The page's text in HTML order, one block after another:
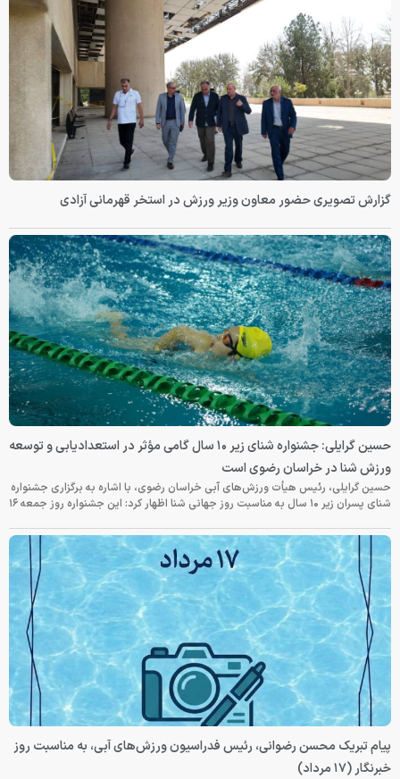
گزارش تصویری حضور معاون وزیر ورزش در استخر قهرمانی آزادی
حسین گرایلی: جشنواره شنای زیر ۱۰ سال گامی مؤثر در استعدادیابی و توسعه
ورزش شنا در خراسان رضوی است
حسین گرایلی، رئیس هیأت ورزش‌های آبی خراسان رضوی، با اشاره به برگزاری جشنواره
شنای پسران زیر ۱۰ سال به مناسبت روز جهانی شنا اظهار کرد: این جشنواره روز جمعه‌ ۱۶
پیام تبریک محسن رضوانی، رئیس فدراسیون ورزش‌های آبی، به مناسبت روز
خبرنگار (۱۷ مرداد)